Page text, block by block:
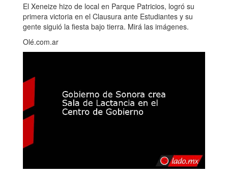
El Xeneize hizo de local en Parque Patricios, logró su
primera victoria en el Clausura ante Estudiantes y su
gente siguió la fiesta bajo tierra. Mirá las imágenes.
Olé.com.ar